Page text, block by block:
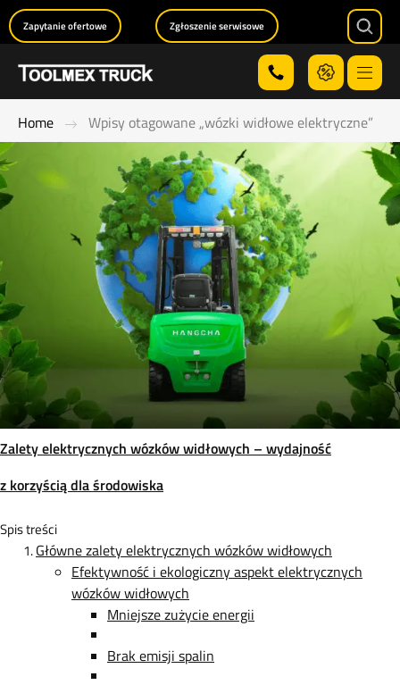
Menu
Zapytanie ofertowe Zgłoszenie serwisowe
Home Wpisy otagowane „wózki widłowe elektryczne”
Zalety elektrycznych wózków widłowych – wydajność
z korzyścią dla środowiska
Spis treści
Główne zalety elektrycznych wózków widłowych
Efektywność i ekologiczny aspekt elektrycznych
wózków widłowych
Mniejsze zużycie energii
Brak emisji spalin